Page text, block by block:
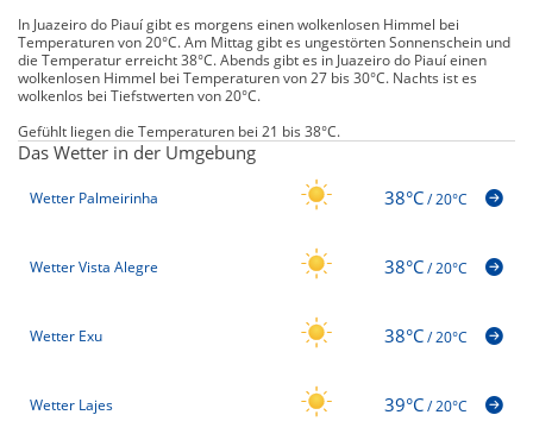
In Juazeiro do Piauí gibt es morgens einen wolkenlosen Himmel bei
Temperaturen von 20°C. Am Mittag gibt es ungestörten Sonnenschein und
die Temperatur erreicht 38°C. Abends gibt es in Juazeiro do Piauí einen
wolkenlosen Himmel bei Temperaturen von 27 bis 30°C. Nachts ist es
wolkenlos bei Tiefstwerten von 20°C.
Gefühlt liegen die Temperaturen bei 21 bis 38°C.
Das Wetter in der Umgebung
Wetter Palmeirinha 38°C/20°C
Wetter Vista Alegre 38°C/20°C
Wetter Exu 38°C/20°C
Wetter Lajes 39°C/20°C